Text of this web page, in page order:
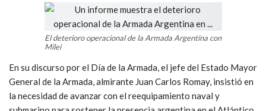
El deterioro operacional de la Armada Argentina con
Milei
En su discurso por el Día de la Armada, el jefe del Estado Mayor
General de la Armada, almirante Juan Carlos Romay, insistió en
la necesidad de avanzar con el reequipamiento naval y